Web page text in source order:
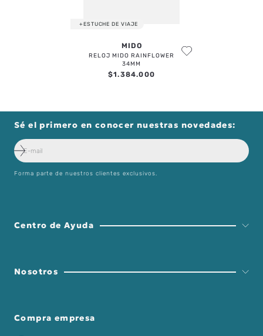
+ESTUCHE DE VIAJE
MIDO
RELOJ MIDO RAINFLOWER
34MM
$1.384.000
Sé el primero en conocer nuestras novedades:
Forma parte de nuestros clientes exclusivos.
Centro de Ayuda
Nosotros
Compra empresa